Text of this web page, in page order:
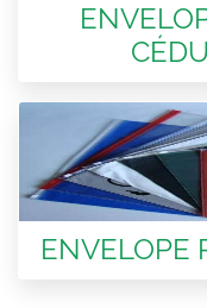
ENVELOPE